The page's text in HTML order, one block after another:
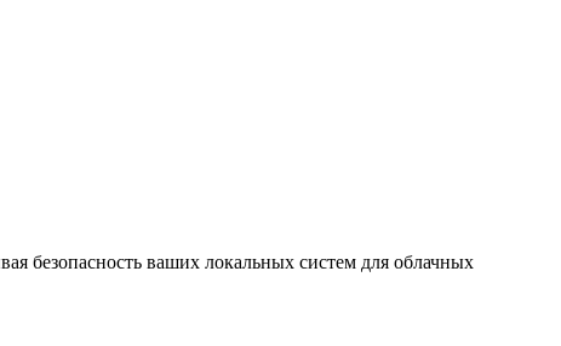
безопасность ваших локальных систем для облачных